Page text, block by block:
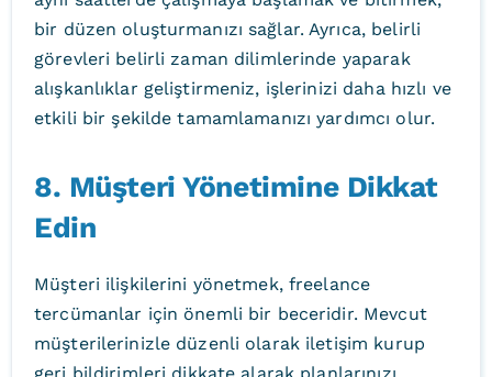
bir düzen oluşturmanızı sağlar. Ayrıca, belirli
görevleri belirli zaman dilimlerinde yaparak
alışkanlıklar geliştirmeniz, işlerinizi daha hızlı ve
etkili bir şekilde tamamlamanızı yardımcı olur.
8. Müşteri Yönetimine Dikkat
Edin
Müşteri ilişkilerini yönetmek, freelance
tercümanlar için önemli bir beceridir. Mevcut
müşterilerinizle düzenli olarak iletişim kurup